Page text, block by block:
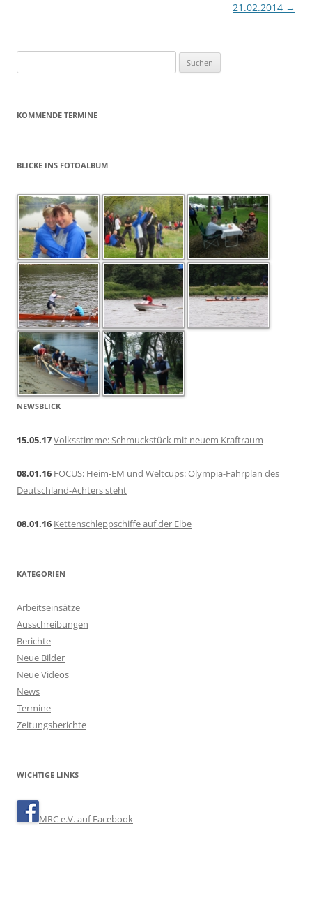
21.02.2014 →
nach:
KOMMENDE TERMINE
BLICKE INS FOTOALBUM
NEWSBLICK
15.05.17Volksstimme: Schmuckstück mit neuem Kraftraum
08.01.16 FOCUS: Heim-EM und Weltcups: Olympia-Fahrplan des
Deutschland-Achters steht
08.01.16 Kettenschleppschiffe auf der Elbe
KATEGORIEN
Arbeitseinsätze
Ausschreibungen
Berichte
Neue Bilder
Neue Videos
News
Termine
Zeitungsberichte
WICHTIGE LINKS
MRC e.V. auf Facebook